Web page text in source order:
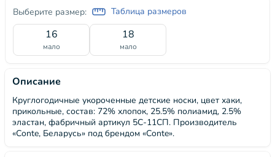
Выберите размер: Таблица размеров
16
мало
18
мало
Описание
Круглогодичные укороченные детские носки, цвет хаки,
прикольные, состав: 72% хлопок, 25.5% полиамид, 2.5%
эластан, фабричный артикул 5С-11СП. Производитель
«Conte, Беларусь» под брендом «Conte».